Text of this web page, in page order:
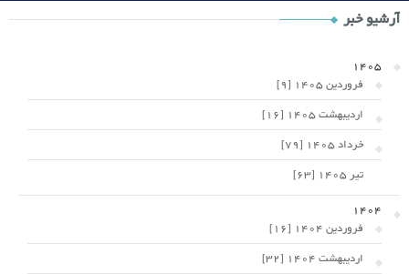
Shop
Category
Widget
آرشیو خبر
1405
فروردین 1405 [9]
اردیبهشت 1405 [16]
خرداد 1405 [79]
تیر 1405 [63]
1404
فروردین 1404 [16]
اردیبهشت 1404 [32]